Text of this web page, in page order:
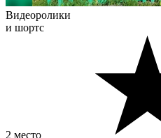
Видеоролики
и шортс
2 место